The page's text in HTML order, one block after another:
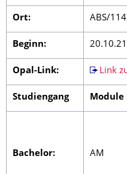
Ort: ABS/114
Beginn: 20.10.21
Opal-Link: Link
Studiengang Module
Bachelor: AM